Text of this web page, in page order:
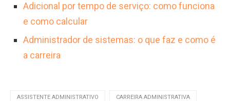
Adicional por tempo de serviço: como funciona
e como calcular
Administrador de sistemas: o que faz e como é
a carreira
ASSISTENTE ADMINISTRATIVO CARREIRA ADMINISTRATIVA